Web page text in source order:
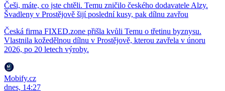
Češi, máte, co jste chtěli. Temu zničilo českého dodavatele Alzy.
Švadleny v Prostějově šijí poslední kusy, pak dílnu zavřou
Česká firma FIXED.zone přišla kvůli Temu o třetinu byznysu.
Vlastnila kožedělnou dílnu v Prostějově, kterou zavřela v únoru
2026, po 20 letech výroby.
Mobify.cz
dnes, 14:27